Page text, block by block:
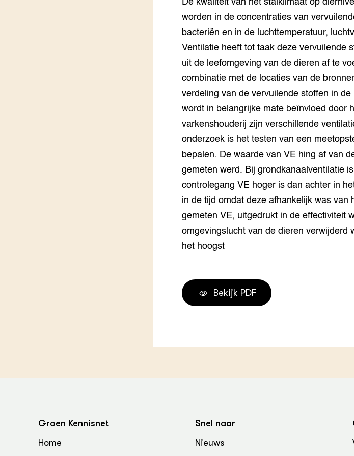
Groen, grond en infra
Varkenshouderij
EURCAW-Pigs
Groenpact Digitalisering &
Technologie
Groen, welbevinden en
klimaatadaptatie
CoE Groen
Invasieve exoten
Plantaardige genetische
Genetische diversiteit
landbouwhuisdieren
De kwaliteit van het stalklimaat op
worden in de concentraties van
bacteriën en in de luchttemperatuur,
Ventilatie heeft tot taak deze vervuilende
uit de leefomgeving van de dieren af te
combinatie met de locaties van de
verdeling van de vervuilende stoffen in
wordt in belangrijke mate beïnvloed door
varkenshouderij zijn verschillende
onderzoek is het testen van een
bepalen. De waarde van VE hing af van
gemeten werd. Bij grondkanaalventilatie
controlegang VE hoger is dan achter in
in de tijd omdat deze afhankelijk was van
gemeten VE, uitgedrukt in de effectiviteit
omgevingslucht van de dieren verwijderd
het hoogst
Bekijk PDF
Groen Kennisnet
Home
Snel naar
Nieuws